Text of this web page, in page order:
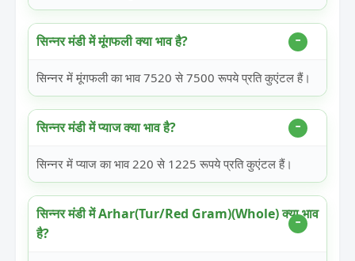
सिन्नर मंडी में मूंगफली क्या भाव है?
सिन्नर में मूंगफली का भाव 7520 से 7500 रूपये प्रति कुएंटल हैं।
सिन्नर मंडी में प्याज क्या भाव है?
सिन्नर में प्याज का भाव 220 से 1225 रूपये प्रति कुएंटल हैं।
सिन्नर मंडी में Arhar(Tur/Red Gram)(Whole) क्या भाव
है?